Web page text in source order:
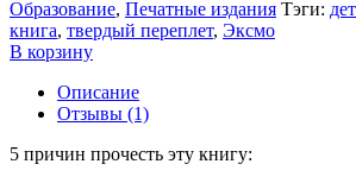
Образование, Печатные издания Тэги:
книга, твердый переплет, Эксмо
В корзину
Описание
Отзывы (1)
5 причин прочесть эту книгу: